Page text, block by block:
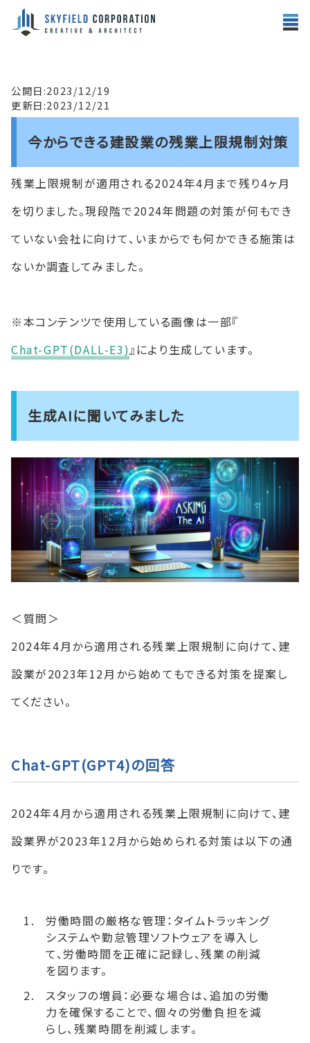
公開日:2023/12/19
更新日:2023/12/21
今からできる建設業の残業上限規制対策
残業上限規制が適用される2024年4月まで残り4ヶ月
を切りました。現段階で2024年問題の対策が何もでき
ていない会社に向けて、いまからでも何かできる施策は
ないか調査してみました。
※本コンテンツで使用している画像は一部『
Chat-GPT(DALL-E3)』により生成しています。
生成AIに聞いてみました
＜質問＞
2024年4月から適用される残業上限規制に向けて、建
設業が2023年12月から始めてもできる対策を提案し
てください。
Chat-GPT(GPT4)の回答
2024年4月から適用される残業上限規制に向けて、建
設業界が2023年12月から始められる対策は以下の通
りです。
労働時間の厳格な管理：タイムトラッキング
システムや勤怠管理ソフトウェアを導入し
て、労働時間を正確に記録し、残業の削減
を図ります。
スタッフの増員：必要な場合は、追加の労働
力を確保することで、個々の労働負担を減
らし、残業時間を削減します。